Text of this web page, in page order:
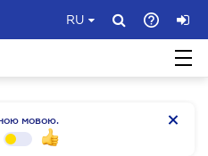
RU
мовою.